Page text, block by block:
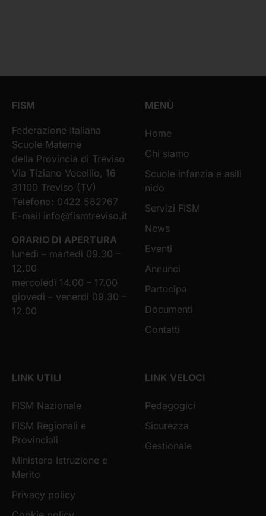
FISM
Federazione Italiana
Scuole Materne
della Provincia di Treviso
Via Tiziano Vecellio, 16
31100 Treviso (TV)
Telefono: 0422 582767
E-mail info@fismtreviso.it
ORARIO DI APERTURA
lunedì – martedì 09.30 –
12.00
mercoledì 14.00 – 17.00
giovedì – venerdì 09.30 –
12.00
MENÙ
Home
Chi siamo
Scuole infanzia e asili
nido
Servizi FISM
News
Eventi
Annunci
Partecipa
Documenti
Contatti
LINK UTILI
FISM Nazionale
FISM Regionali e
Provinciali
Ministero Istruzione e
Merito
Privacy policy
LINK VELOCI
Pedagogici
Sicurezza
Gestionale